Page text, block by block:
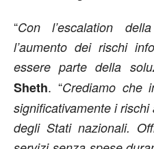
“Con l’escalation
l’aumento dei rischi
essere parte della
Sheth. “Crediamo che
significativamente i
degli Stati nazionali.